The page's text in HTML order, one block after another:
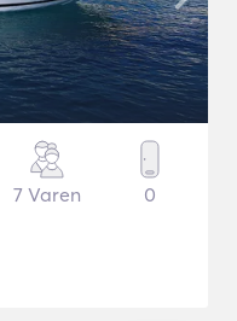
7 Varen 0